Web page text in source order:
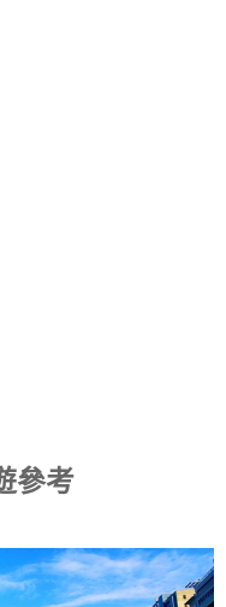
參考